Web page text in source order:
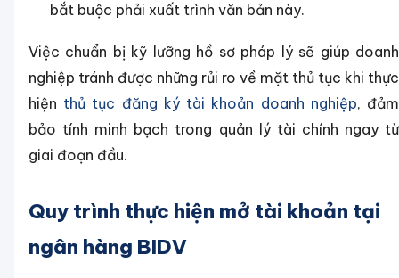
bắt buộc phải xuất trình văn bản này.
Việc chuẩn bị kỹ lưỡng hồ sơ pháp lý sẽ giúp doanh
nghiệp tránh được những rủi ro về mặt thủ tục khi thực
hiện thủ tục đăng ký tài khoản doanh nghiệp, đảm
bảo tính minh bạch trong quản lý tài chính ngay từ
giai đoạn đầu.
Quy trình thực hiện mở tài khoản tại
ngân hàng BIDV